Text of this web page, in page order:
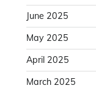
June 2025
May 2025
April 2025
March 2025